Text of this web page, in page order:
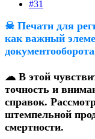
#31
☠ Печати для
как важный
☁ В этой
точность и
справок.
штемпельной
смертности.